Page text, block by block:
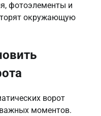
фотоэлементы и
окружающую
ворот
моментов.